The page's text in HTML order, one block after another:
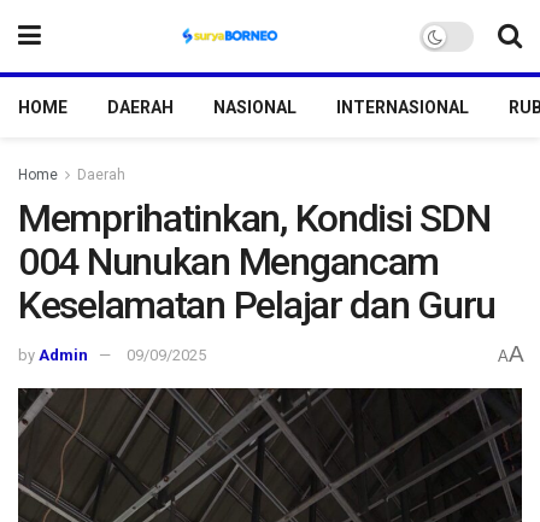
HOME DAERAH NASIONAL INTERNASIONAL
Home Daerah
Memprihatinkan, Kondisi SDN
004 Nunukan Mengancam
Keselamatan Pelajar dan Guru
by Admin 09/09/2025 AA